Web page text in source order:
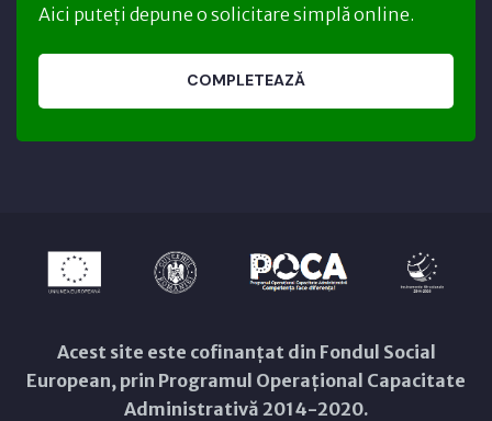
Aici puteți depune o solicitare simplă online.
COMPLETEAZĂ
Acest site este cofinanțat din Fondul Social
European, prin Programul Operațional Capacitate
Administrativă 2014-2020.